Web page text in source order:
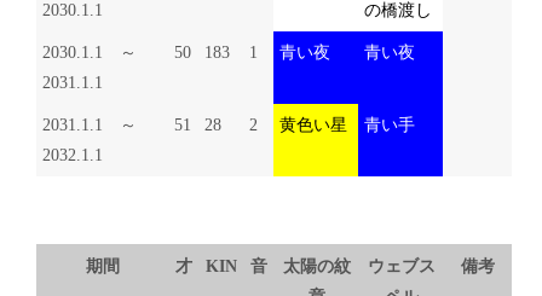
2030.1.1
の橋渡し
2030.1.1 ～
2031.1.1
50 183 1 青い夜 青い夜
2031.1.1 ～
2032.1.1
51 28 2 黄色い星 青い手
期間 才 KIN 音
太陽の紋
ウェブス
備考